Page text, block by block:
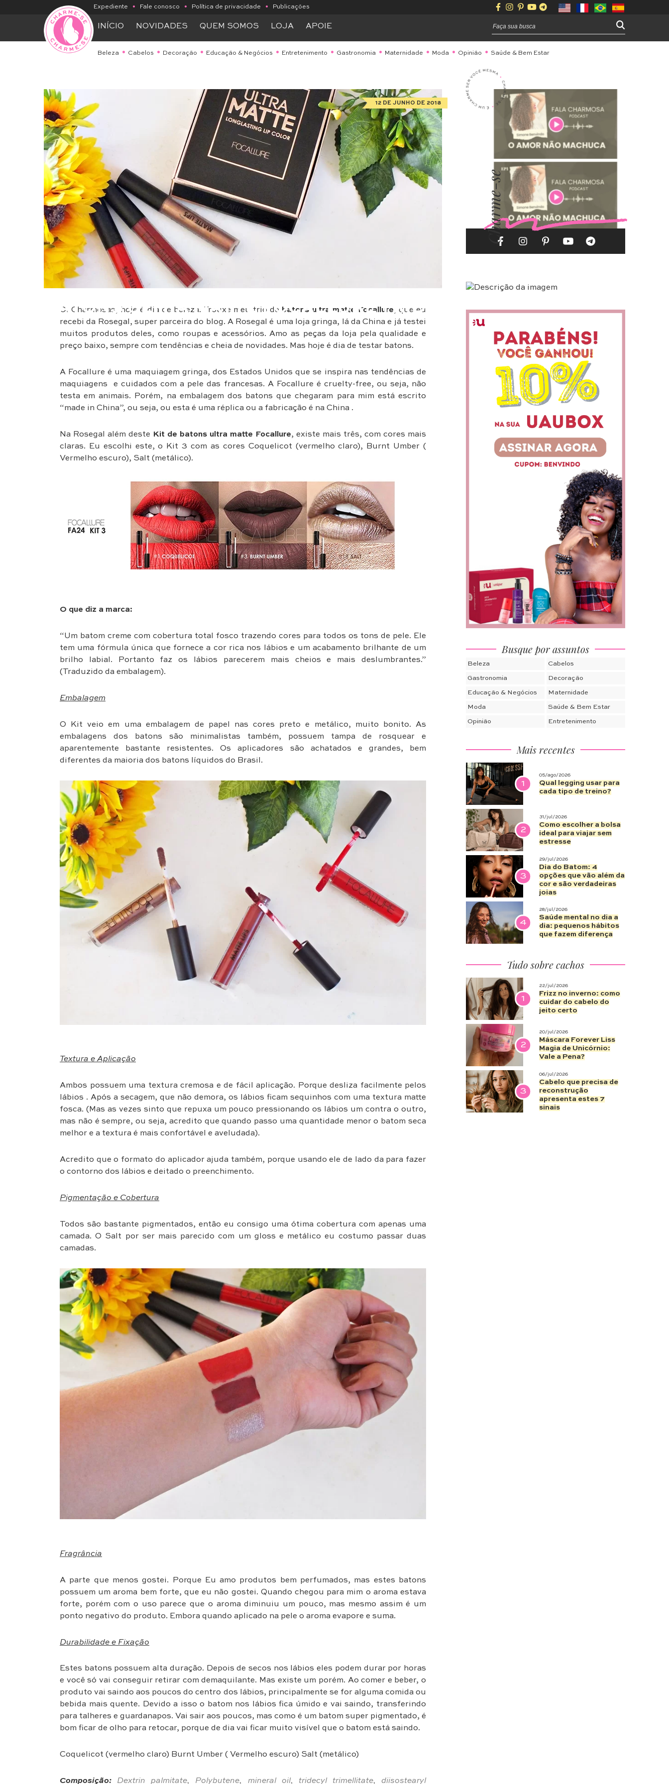
Expediente • Fale conosco • Política de privacidade • Publicações
INÍCIO NOVIDADES QUEM SOMOS LOJA APOIE
Beleza Cabelos Decoração Educação & Negócios Entretenimento Gastronomia Maternidade Moda Opinião Saúde & Bem Estar
BATONS ULTRA MATTE FOCALLURE TRIO
12 DE JUNHO DE 2018
Oi Charmosas, hoje é dia de beleza! Trouxe meu trio de batons ultra matte Focallure , que eu
recebi da Rosegal, super parceira do blog. A Rosegal é uma loja gringa, lá da China e já testei
muitos produtos deles, como roupas e acessórios. Amo as peças da loja pela qualidade e
preço baixo, sempre com tendências e cheia de novidades. Mas hoje é dia de testar batons.
A Focallure é uma maquiagem gringa, dos Estados Unidos que se inspira nas tendências de
maquiagens e cuidados com a pele das francesas. A Focallure é cruelty-free, ou seja, não
testa em animais. Porém, na embalagem dos batons que chegaram para mim está escrito
“made in China”, ou seja, ou esta é uma réplica ou a fabricação é na China .
Na Rosegal além deste Kit de batons ultra matte Focallure, existe mais três, com cores mais
claras. Eu escolhi este, o Kit 3 com as cores Coquelicot (vermelho claro), Burnt Umber (
Vermelho escuro), Salt (metálico).
O que diz a marca:
“Um batom creme com cobertura total fosco trazendo cores para todos os tons de pele. Ele
tem uma fórmula única que fornece a cor rica nos lábios e um acabamento brilhante de um
brilho labial. Portanto faz os lábios parecerem mais cheios e mais deslumbrantes.”
(Traduzido da embalagem).
Embalagem
O Kit veio em uma embalagem de papel nas cores preto e metálico, muito bonito. As
embalagens dos batons são minimalistas também, possuem tampa de rosquear e
aparentemente bastante resistentes. Os aplicadores são achatados e grandes, bem
diferentes da maioria dos batons líquidos do Brasil.
Textura e Aplicação
Ambos possuem uma textura cremosa e de fácil aplicação. Porque desliza facilmente pelos
lábios . Após a secagem, que não demora, os lábios ficam sequinhos com uma textura matte
fosca. (Mas as vezes sinto que repuxa um pouco pressionando os lábios um contra o outro,
mas não é sempre, ou seja, acredito que quando passo uma quantidade menor o batom seca
melhor e a textura é mais confortável e aveludada).
Acredito que o formato do aplicador ajuda também, porque usando ele de lado da para fazer
o contorno dos lábios e deitado o preenchimento.
Pigmentação e Cobertura
Todos são bastante pigmentados, então eu consigo uma ótima cobertura com apenas uma
camada. O Salt por ser mais parecido com um gloss e metálico eu costumo passar duas
camadas.
Fragrância
A parte que menos gostei. Porque Eu amo produtos bem perfumados, mas estes batons
possuem um aroma bem forte, que eu não gostei. Quando chegou para mim o aroma estava
forte, porém com o uso parece que o aroma diminuiu um pouco, mas mesmo assim é um
ponto negativo do produto. Embora quando aplicado na pele o aroma evapore e suma.
Durabilidade e Fixação
Estes batons possuem alta duração. Depois de secos nos lábios eles podem durar por horas
e você só vai conseguir retirar com demaquilante. Mas existe um porém. Ao comer e beber, o
produto vai saindo aos poucos do centro dos lábios, principalmente se for alguma comida ou
bebida mais quente. Devido a isso o batom nos lábios fica úmido e vai saindo, transferindo
para talheres e guardanapos. Vai sair aos poucos, mas como é um batom super pigmentado, é
bom ficar de olho para retocar, porque de dia vai ficar muito visível que o batom está saindo.
Coquelicot (vermelho claro) Burnt Umber ( Vermelho escuro) Salt (metálico)
Composição: Dextrin palmitate, Polybutene, mineral oil, tridecyl trimellitate, diisostearyl
Charme-se
Busque por assuntos
Beleza Cabelos
Gastronomia Decoração
Educação & Negócios Maternidade
Moda Saúde & Bem Estar
Opinião Entretenimento
Mais recentes
1
05/ago/2026
Qual legging usar para
cada tipo de treino?
2
31/jul/2026
Como escolher a bolsa
ideal para viajar sem
estresse
3
29/jul/2026
Dia do Batom: 4
opções que vão além da
cor e são verdadeiras
joias
4
28/jul/2026
Saúde mental no dia a
dia: pequenos hábitos
que fazem diferença
Tudo sobre cachos
1
22/jul/2026
Frizz no inverno: como
cuidar do cabelo do
jeito certo
2
20/jul/2026
Máscara Forever Liss
Magia de Unicórnio:
Vale a Pena?
3
06/jul/2026
Cabelo que precisa de
reconstrução
apresenta estes 7
sinais